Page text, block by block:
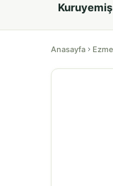
Kuruyemiş
Anasayfa